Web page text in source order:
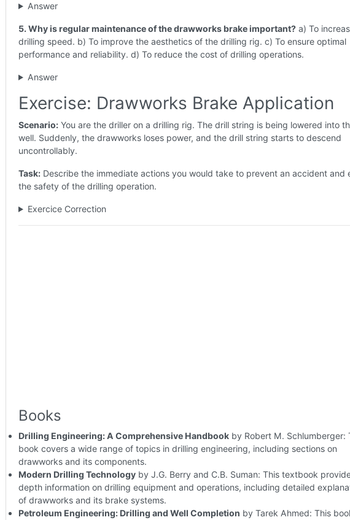
Answer
5. Why is regular maintenance of the drawworks brake important? a) To
drilling speed. b) To improve the aesthetics of the drilling rig. c) To ensure optimal
performance and reliability. d) To reduce the cost of drilling operations.
Answer
Exercise: Drawworks Brake Application
Scenario: You are the driller on a drilling rig. The drill string is being lowered into
well. Suddenly, the drawworks loses power, and the drill string starts to descend
uncontrollably.
Task: Describe the immediate actions you would take to prevent an accident and
the safety of the drilling operation.
Exercice Correction
Books
Drilling Engineering: A Comprehensive Handbook by Robert M. Schlumberger:
book covers a wide range of topics in drilling engineering, including sections on
drawworks and its components.
Modern Drilling Technology by J.G. Berry and C.B. Suman: This textbook
depth information on drilling equipment and operations, including detailed
of drawworks and its brake systems.
Petroleum Engineering: Drilling and Well Completion by Tarek Ahmed: This